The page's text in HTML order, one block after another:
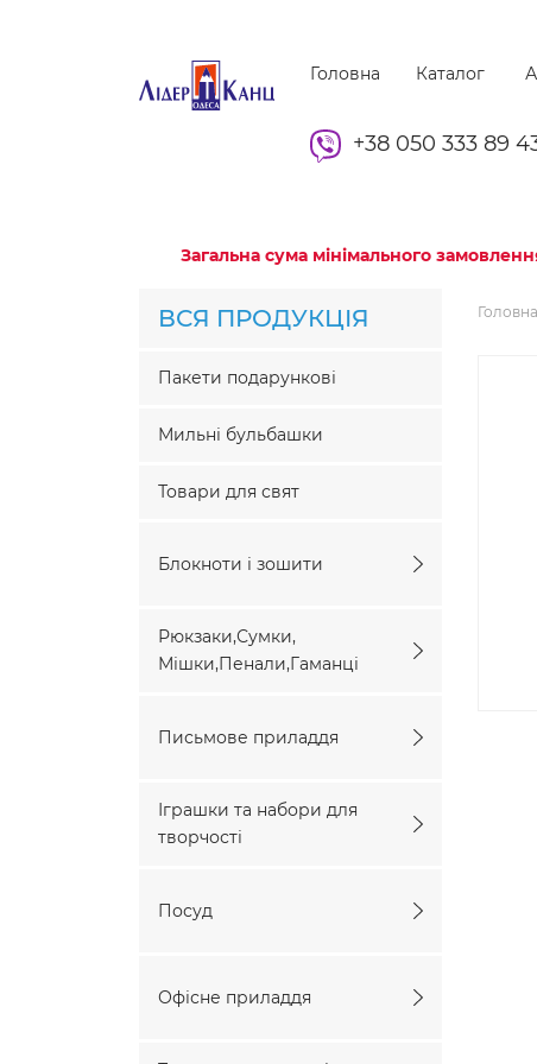
Головна Каталог
+38 050 333 89
Загальна сума мінімального
ВСЯ ПРОДУКЦІЯ
Пакети подарункові
Мильні бульбашки
Товари для свят
Блокноти і зошити
Рюкзаки,Сумки,
Мішки,Пенали,Гаманці
Письмове приладдя
Іграшки та набори для
творчості
Посуд
Офісне приладдя
Головна